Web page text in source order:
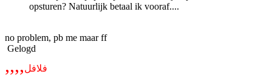
opsturen? Natuurlijk betaal ik vooraf....
no problem, pb me maar ff
Gelogd
,,,,فلافل